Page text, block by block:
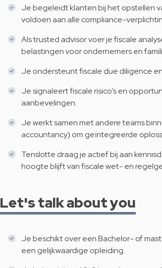
Je begeleidt klanten bij het opstellen
voldoen aan alle compliance-
Als trusted advisor voer je fiscale
belastingen voor ondernemers en
Je ondersteunt fiscale due diligence
Je signaleert fiscale risico’s en
aanbevelingen.
Je werkt samen met andere teams
accountancy) om geïntegreerde
Tenslotte draag je actief bij aan
hoogte blijft van fiscale wet- en
Let's talk about you
Je beschikt over een Bachelor- of
een gelijkwaardige opleiding.